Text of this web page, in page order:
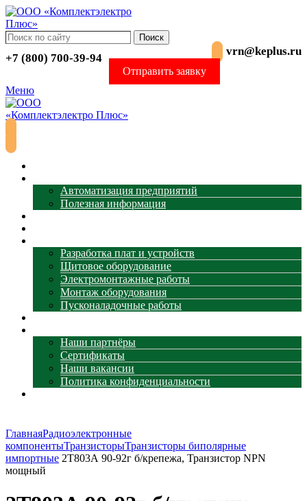
Поиск
vrn@keplus.ru
+7 (800) 700-39-94
Отправить заявку
Меню
Автоматизация предприятий
Полезная информация
Разработка плат и устройств
Щитовое оборудование
Электромонтажные работы
Монтаж оборудования
Пусконаладочные работы
Наши партнёры
Сертификаты
Наши вакансии
Политика конфиденциальности
ГлавнаяРадиоэлектронные
компонентыТранзисторыТранзисторы биполярные
импортные 2Т803А 90-92г б/крепежа, Транзистор NPN
мощный